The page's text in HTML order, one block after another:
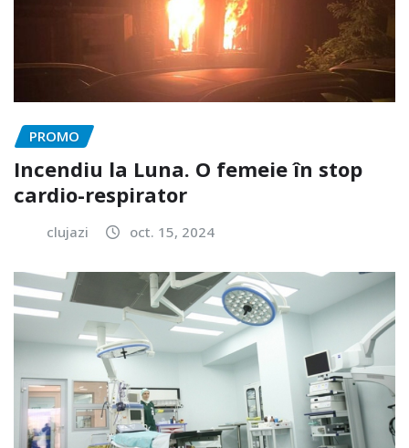
PROMO
Incendiu la Luna. O femeie în stop
cardio-respirator
clujazi oct. 15, 2024